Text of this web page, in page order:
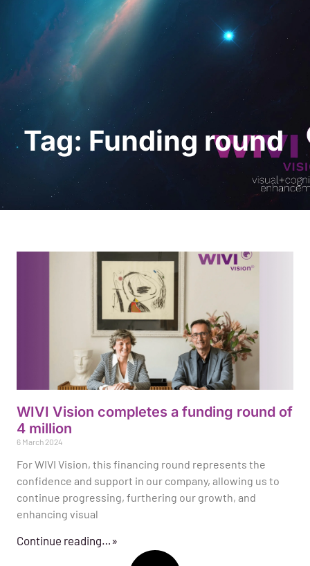
Request a Demo
Tag: Funding round
WIVI Vision completes a funding round of
4 million
6 March 2024
For WIVI Vision, this financing round represents the
confidence and support in our company, allowing us to
continue progressing, furthering our growth, and
enhancing visual
Continue reading…»